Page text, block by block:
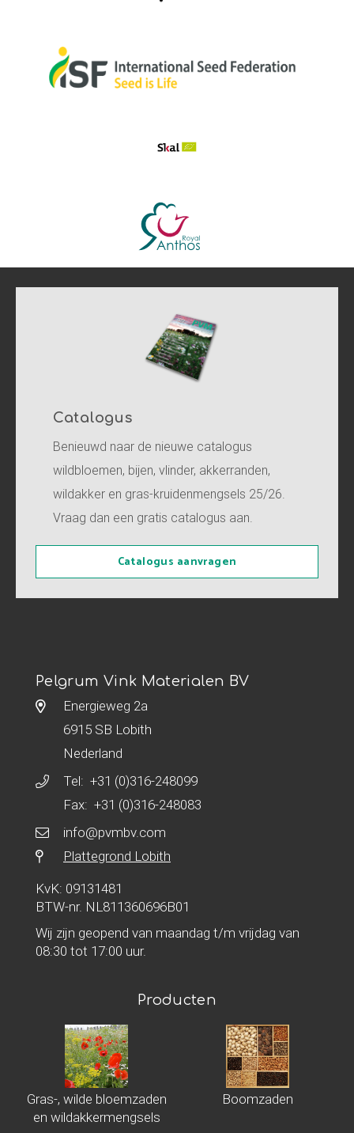
Catalogus
Benieuwd naar de nieuwe catalogus
wildbloemen, bijen, vlinder, akkerranden,
wildakker en gras-kruidenmengsels 25/26.
Vraag dan een gratis catalogus aan.
Catalogus aanvragen
Pelgrum Vink Materialen BV
Energieweg 2a
6915 SB Lobith
Nederland
Tel: +31 (0)316-248099
Fax: +31 (0)316-248083
info@pvmbv.com
Plattegrond Lobith
KvK: 09131481
BTW-nr. NL811360696B01
Wij zijn geopend van maandag t/m vrijdag van
08:30 tot 17:00 uur.
Producten
Gras-, wilde bloemzaden
en wildakkermengsels
Boomzaden